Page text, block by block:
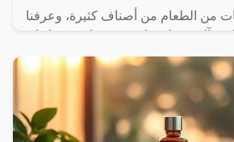
من الطعام من أصناف كثيرة، وعرفنا
وآله وسـلم على بعض ما حرم علينا،
حين لآخر بعض المعلومات الغير